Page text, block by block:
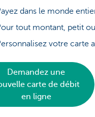
dans le monde
tout montant, petit
votre carte
Demandez une
carte de débit
en ligne